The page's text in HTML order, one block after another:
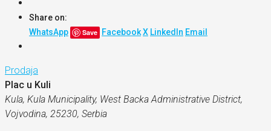
Share on:
WhatsApp
Save FacebookX LinkedIn Email
Prodaja
Plac u Kuli
Kula, Kula Municipality, West Backa Administrative District,
Vojvodina, 25230, Serbia